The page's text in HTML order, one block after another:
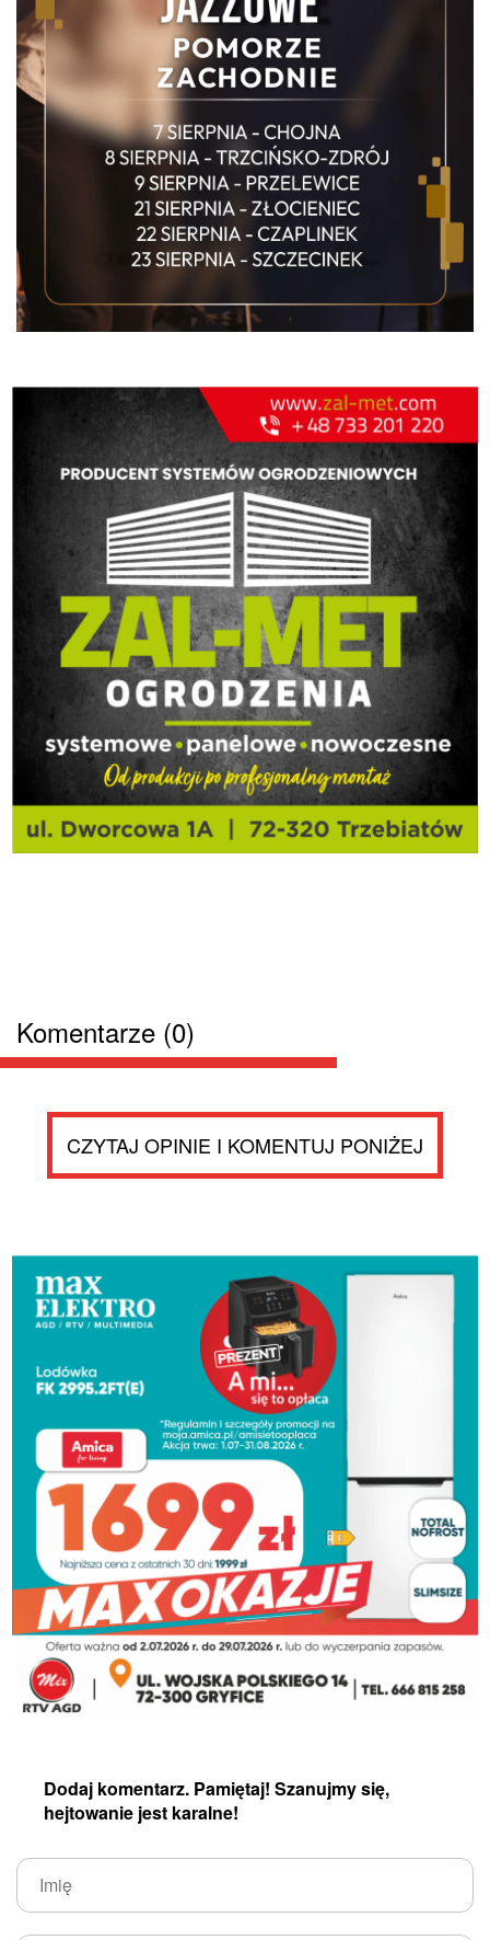
Komentarze (0)
CZYTAJ OPINIE I KOMENTUJ PONIŻEJ
Dodaj komentarz. Pamiętaj! Szanujmy się,
hejtowanie jest karalne!